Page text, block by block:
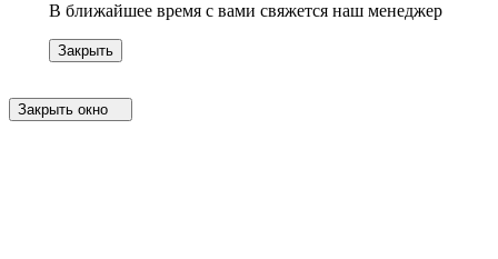
В ближайшее время с вами свяжется наш менеджер
Закрыть
Закрыть окно